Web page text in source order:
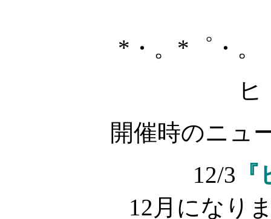
*・。*゜・。
ヒ
開催時のニュ
12/3
12月になり